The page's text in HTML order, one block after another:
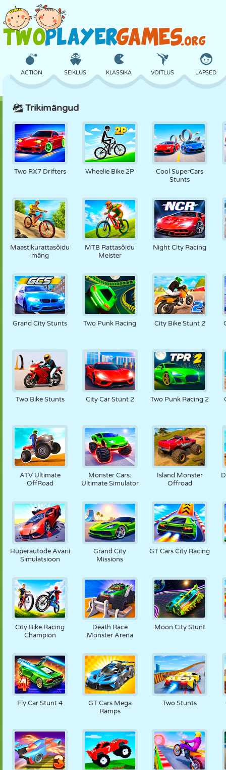
ACTION SEIKLUS KLASSIKA VÕITLUS LAPSED
LOSS CRAZY KAITSE DINOSAURUS
TÜDRUK HÜPPAMINE MATEMAATIKA LABÜRINT
NUKK REAKTSIOON RETRO ROBOT
STRATEEGIA TANK TENNIS
TRIPS-TRAPS-
TRULL
Trikimängud
Two RX7 Drifters Wheelie Bike 2P
Cool SuperCars
Stunts
Maastikurattasõidu
mäng
MTB Rattasõidu
Meister
Night City Racing
Grand City Stunts Two Punk Racing City Bike Stunt 2
Two Bike Stunts City Car Stunt 2 Two Punk Racing 2
ATV Ultimate
OffRoad
Monster Cars:
Ultimate Simulator
Island Monster
Offroad
Hüperautode Avarii
Simulatsioon
Grand City
Missions
GT Cars City Racing
City Bike Racing
Champion
Death Race
Monster Arena
Moon City Stunt
Fly Car Stunt 4
GT Cars Mega
Ramps
Two Stunts